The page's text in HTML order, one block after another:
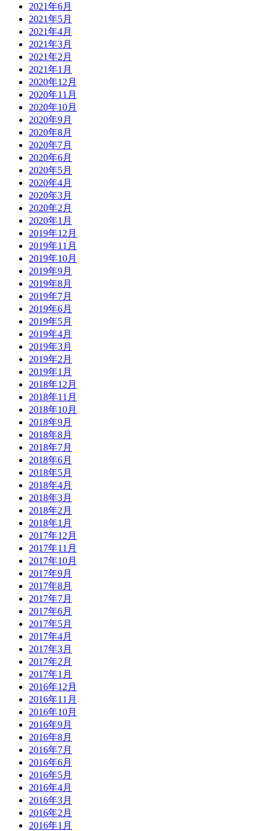
2021年6月
2021年5月
2021年4月
2021年3月
2021年2月
2021年1月
2020年12月
2020年11月
2020年10月
2020年9月
2020年8月
2020年7月
2020年6月
2020年5月
2020年4月
2020年3月
2020年2月
2020年1月
2019年12月
2019年11月
2019年10月
2019年9月
2019年8月
2019年7月
2019年6月
2019年5月
2019年4月
2019年3月
2019年2月
2019年1月
2018年12月
2018年11月
2018年10月
2018年9月
2018年8月
2018年7月
2018年6月
2018年5月
2018年4月
2018年3月
2018年2月
2018年1月
2017年12月
2017年11月
2017年10月
2017年9月
2017年8月
2017年7月
2017年6月
2017年5月
2017年4月
2017年3月
2017年2月
2017年1月
2016年12月
2016年11月
2016年10月
2016年9月
2016年8月
2016年7月
2016年6月
2016年5月
2016年4月
2016年3月
2016年2月
2016年1月